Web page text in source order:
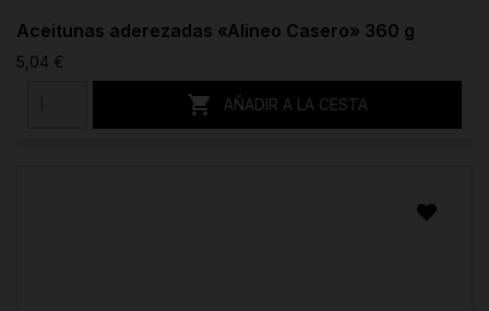
Aceitunas aderezadas «Alineo Casero» 360 g
5,04 €
 AÑADIR A LA CESTA